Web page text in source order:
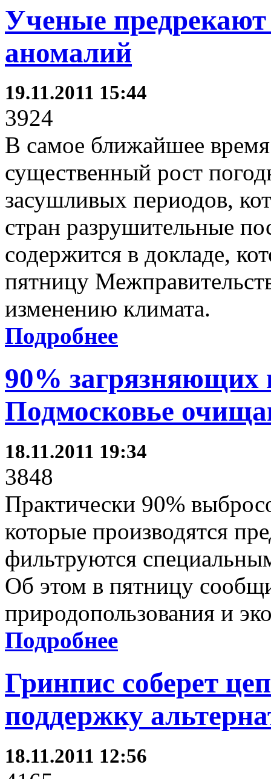
Ученые
аномалий
19.11.2011 15:44
3924
В самое ближайшее время
существенный рост
засушливых периодов,
стран разрушительные
содержится в докладе,
пятницу
изменению климата.
Подробнее
90% загрязняющих
Подмосковье
18.11.2011 19:34
3848
Практически 90%
которые производятся
фильтруются
Об этом в пятницу
природопользования и
Подробнее
Гринпис соберет
поддержку
18.11.2011 12:56